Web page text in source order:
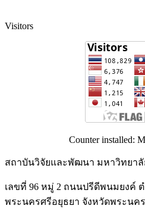
Visitors
Counter installed:
สถาบันวิจัยและพัฒนา มหาวิทยา
เลขที่ 96 หมู่ 2 ถนนปรีดีพนมยงค์
พระนครศรีอยุธยา จังหวัดพระนคร